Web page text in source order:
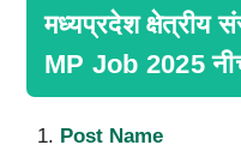
मध्यप्रदेश क्षेत्रीय
MP Job 2025
Post Name